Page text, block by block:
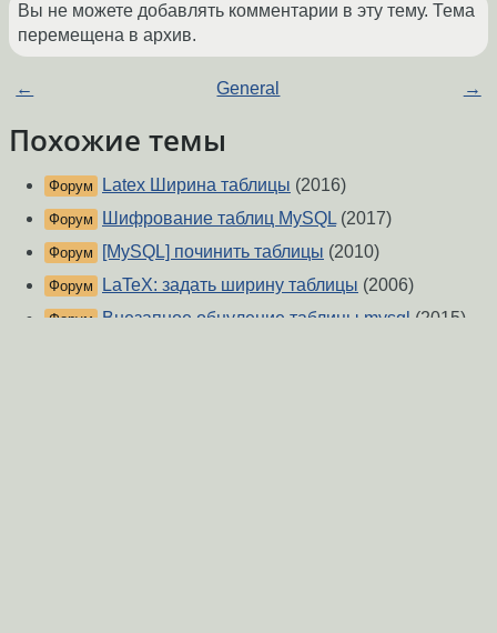
Вы не можете добавлять комментарии в эту тему. Тема
перемещена в архив.
← General →
Похожие темы
Форум Latex Ширина таблицы (2016)
Форум Шифрование таблиц MySQL (2017)
Форум [MySQL] починить таблицы (2010)
Форум LaTeX: задать ширину таблицы (2006)
Форум Внезапное обнуление таблицы mysql (2015)